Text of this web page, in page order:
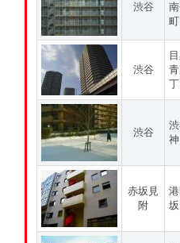
渋谷
渋谷
渋谷
赤坂見
附